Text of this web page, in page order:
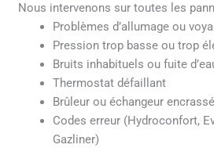
Nous intervenons sur toutes les
Problèmes d’allumage ou
Pression trop basse ou trop
Bruits inhabituels ou fuite
Thermostat défaillant
Brûleur ou échangeur encrassé
Codes erreur (Hydroconfort,
Gazliner)